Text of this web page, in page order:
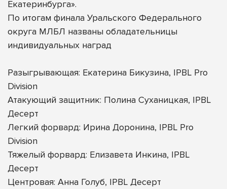
Екатеринбурга».
По итогам финала Уральского Федерального
округа МЛБЛ названы обладательницы
индивидуальных наград
Разыгрывающая: Екатерина Бикузина, IPBL Pro
Division
Атакующий защитник: Полина Суханицкая, IPBL
Десерт
Легкий форвард: Ирина Доронина, IPBL Pro
Division
Тяжелый форвард: Елизавета Инкина, IPBL
Десерт
Центровая: Анна Голуб, IPBL Десерт